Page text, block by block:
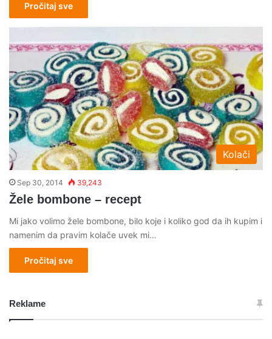
Pročitaj sve
Kolači
Sep 30, 2014 39,243
Žele bombone – recept
Mi jako volimo žele bombone, bilo koje i koliko god da ih kupim i
namenim da pravim kolače uvek mi…
Pročitaj sve
Reklame